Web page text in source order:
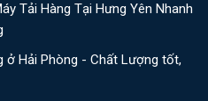
Tải Hàng Tại Hưng Yên Nhanh
ở Hải Phòng - Chất Lượng tốt,